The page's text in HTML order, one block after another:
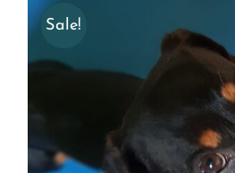
Sale!